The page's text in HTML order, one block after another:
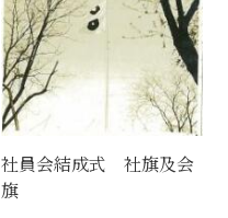
社員会結成式 社旗及会
旗